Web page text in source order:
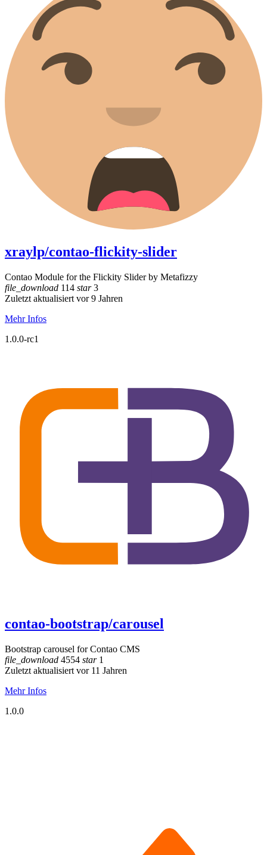
xraylp/contao-flickity-slider
Contao Module for the Flickity Slider by Metafizzy
file_download 114 star3
Zuletzt aktualisiert vor 9 Jahren
Mehr Infos
1.0.0-rc1
contao-bootstrap/carousel
Bootstrap carousel for Contao CMS
file_download 4554 star1
Zuletzt aktualisiert vor 11 Jahren
Mehr Infos
1.0.0